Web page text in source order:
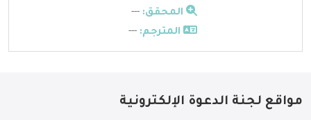
المحقق: ---
المترجم: ---
مواقع لجنة الدعوة الإلكترونية